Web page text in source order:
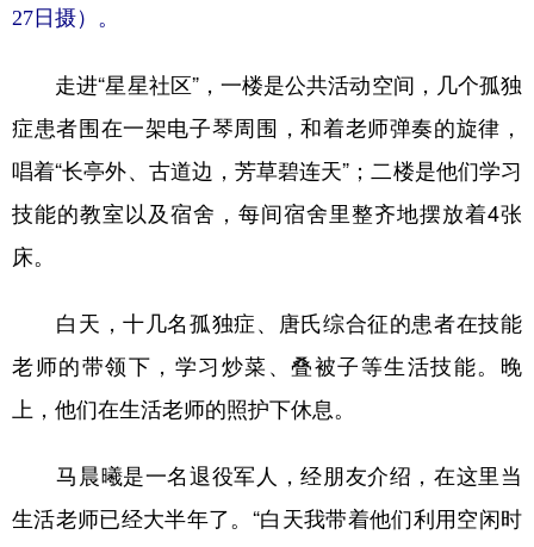
27日摄）。
走进“星星社区”，一楼是公共活动空间，几个孤独
症患者围在一架电子琴周围，和着老师弹奏的旋律，
唱着“长亭外、古道边，芳草碧连天”；二楼是他们学习
技能的教室以及宿舍，每间宿舍里整齐地摆放着4张
床。
白天，十几名孤独症、唐氏综合征的患者在技能
老师的带领下，学习炒菜、叠被子等生活技能。晚
上，他们在生活老师的照护下休息。
马晨曦是一名退役军人，经朋友介绍，在这里当
生活老师已经大半年了。“白天我带着他们利用空闲时